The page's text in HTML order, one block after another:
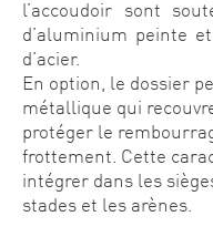
l’accoudoir sont
d’aluminium peinte
d’acier.
En option, le dossier
métallique qui
protéger le
frottement. Cette
intégrer dans les
stades et les arènes.